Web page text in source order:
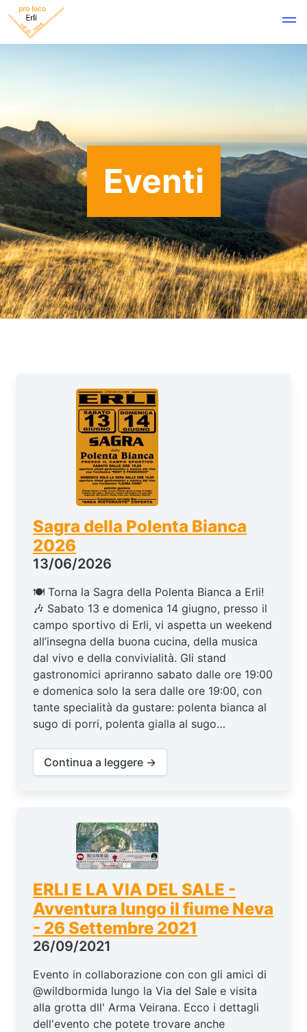
Eventi
Sagra della Polenta Bianca
2026
13/06/2026
🍽️ Torna la Sagra della Polenta Bianca a Erli!
🎶 Sabato 13 e domenica 14 giugno, presso il
campo sportivo di Erli, vi aspetta un weekend
all’insegna della buona cucina, della musica
dal vivo e della convivialità. Gli stand
gastronomici apriranno sabato dalle ore 19:00
e domenica solo la sera dalle ore 19:00, con
tante specialità da gustare: polenta bianca al
sugo di porri, polenta gialla al sugo…
Continua a leggere →
ERLI E LA VIA DEL SALE -
Avventura lungo il fiume Neva
- 26 Settembre 2021
26/09/2021
Evento in collaborazione con con gli amici di
@wildbormida lungo la Via del Sale e visita
alla grotta dll' Arma Veirana. Ecco i dettagli
dell'evento che potete trovare anche